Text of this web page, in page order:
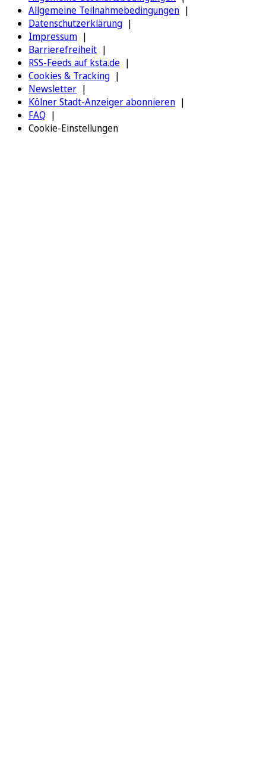
Allgemeine Teilnahmebedingungen
Datenschutzerklärung
Impressum
Barrierefreiheit
RSS-Feeds auf ksta.de
Cookies & Tracking
Newsletter
Kölner Stadt-Anzeiger abonnieren
FAQ
Cookie-Einstellungen